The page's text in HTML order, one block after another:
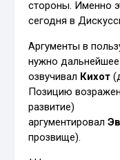
стороны. Именно
сегодня в
Аргументы в
нужно дальнейшее
озвучивал Кихот
Позицию
развитие)
аргументировал
прозвище).